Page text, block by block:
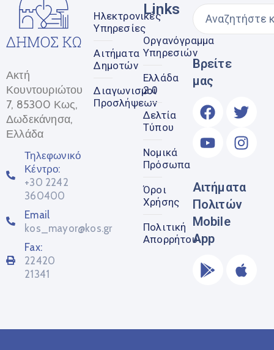
Ακτή
Κουντουριώτου
7, 85300 Κως,
Δωδεκάνησα,
Ελλάδα
Τηλεφωνικό
Κέντρο:
+30 2242
360400
Email
kos_mayor@kos.gr
Fax:
22420
21341
Ηλεκτρονικές
Υπηρεσίες
Αιτήματα
Δημοτών
Διαγωνισμοί
Προσλήψεων
Links
Οργανόγραμμα
Υπηρεσιών
Ελλάδα
2.0
Δελτία
Τύπου
Νομικά
Πρόσωπα
Όροι
Χρήσης
Πολιτική
Απορρήτου
Βρείτε
μας
Αιτήματα
Πολιτών
Mobile
App